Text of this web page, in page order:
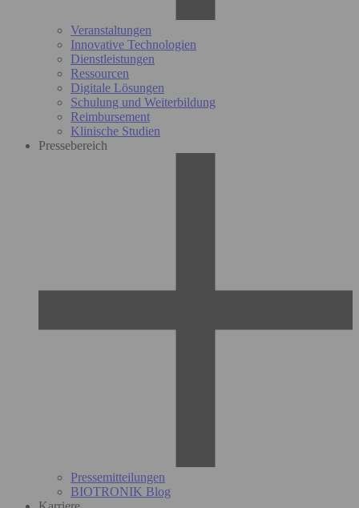
Veranstaltungen
Innovative Technologien
Dienstleistungen
Ressourcen
Digitale Lösungen
Schulung und Weiterbildung
Reimbursement
Klinische Studien
Pressebereich
Pressemitteilungen
BIOTRONIK Blog